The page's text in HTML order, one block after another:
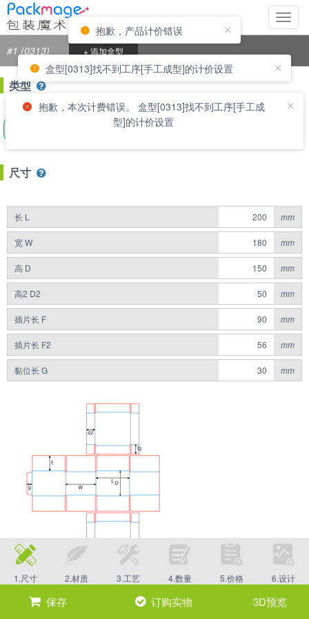
切
换
航
#1 (0313) + 添加盒型
类型
外尺寸
尺寸
长 L mm
宽 W mm
高 D mm
高2 D2 mm
插片长 F mm
插片长 F2 mm
黏位长 G mm
1.尺寸 2.材质 3.工艺 4.数量 5.价格 6.设计
保存 订购实物 3D预览
抱歉，产品计价错误
盒型[0313]找不到工序[手工成型]的计价设置
抱歉，本次计费错误。 盒型[0313]找不到工序[手工成
型]的计价设置